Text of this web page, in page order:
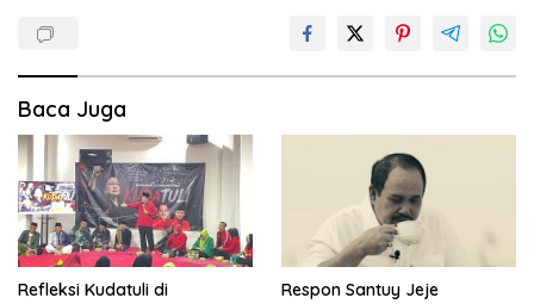
Baca Juga
Refleksi Kudatuli di
Respon Santuy Jeje